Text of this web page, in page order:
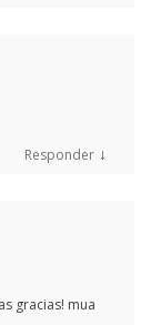
Responder ↓
gracias! mua